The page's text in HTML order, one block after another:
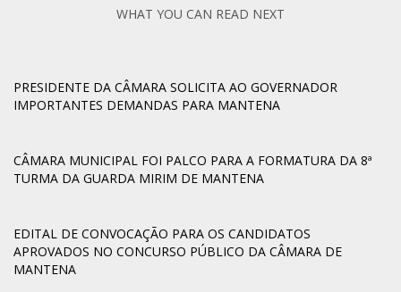
WHAT YOU CAN READ NEXT
PRESIDENTE DA CÂMARA SOLICITA AO GOVERNADOR
IMPORTANTES DEMANDAS PARA MANTENA
CÂMARA MUNICIPAL FOI PALCO PARA A FORMATURA DA 8ª
TURMA DA GUARDA MIRIM DE MANTENA
EDITAL DE CONVOCAÇÃO PARA OS CANDIDATOS
APROVADOS NO CONCURSO PÚBLICO DA CÂMARA DE
MANTENA